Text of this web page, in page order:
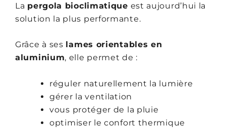
La pergola bioclimatique est aujourd’hui la
solution la plus performante.
Grâce à ses lames orientables en
aluminium, elle permet de :
réguler naturellement la lumière
gérer la ventilation
vous protéger de la pluie
optimiser le confort thermique